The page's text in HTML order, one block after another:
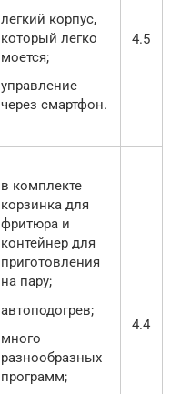
легкий корпус,
который легко
моется;
управление
через смартфон.
4.5
в комплекте
корзинка для
фритюра и
контейнер для
приготовления
на пару;
автоподогрев;
много
разнообразных
программ;
4.4